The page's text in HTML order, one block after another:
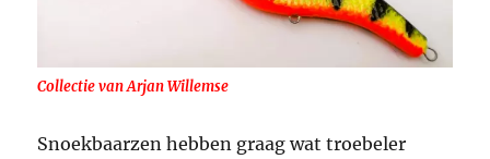
Collectie van Arjan Willemse
Snoekbaarzen hebben graag wat troebeler